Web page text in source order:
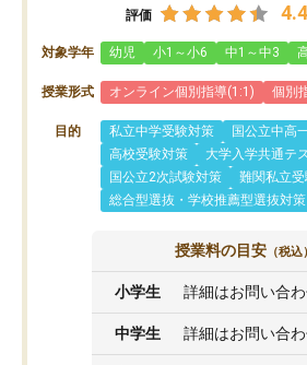
評価 4.4
対象学年 幼児 小1～小6 中1～中3
授業形式 オンライン個別指導(1:1) 個別
目的 私立中学受験対策
国公立中高
高校受験対策
大学入学共通テ
国公立2次試験対策
難関私立
総合型選抜・学校推薦型選抜対策
授業料の目安 （税込）
小学生 詳細はお問い合
中学生 詳細はお問い合